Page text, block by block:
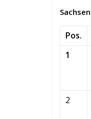
Pos.
1
2